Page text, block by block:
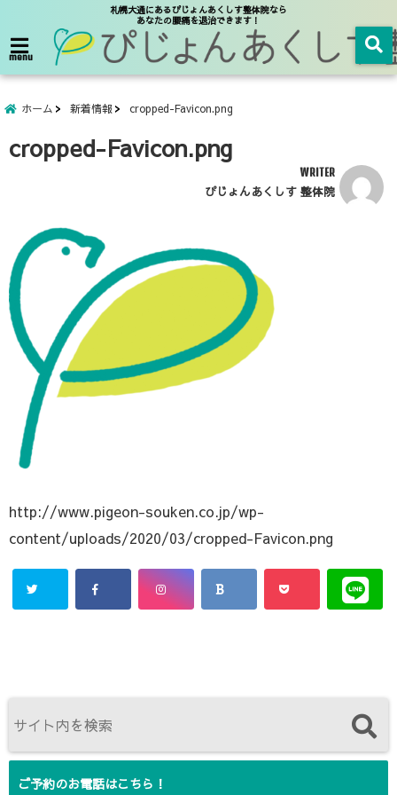
札幌大通にあるぴじょんあくしす整体院なら
あなたの腰痛を退治できます！
menu
ホーム 新着情報 cropped-Favicon.png
cropped-Favicon.png
WRITER
ぴじょんあくしす 整体院
http://www.pigeon-souken.co.jp/wp-
content/uploads/2020/03/cropped-Favicon.png
ご予約のお電話はこちら！